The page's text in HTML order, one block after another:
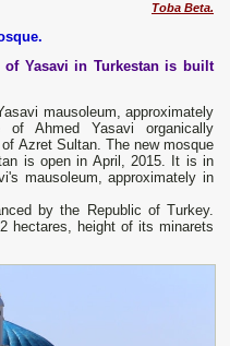
Toba Beta.
of Yasavi in Turkestan is built
mausoleum, approximately
Ahmed Yasavi organically
Azret Sultan. The new mosque
is open in April, 2015. It is in
mausoleum, approximately in
by the Republic of Turkey.
hectares, height of its minarets